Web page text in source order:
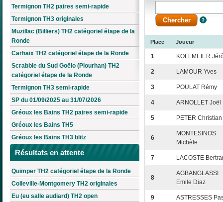
Termignon TH2 paires semi-rapide
Termignon TH3 originales
Muzillac (Billiers) TH2 catégoriel étape de la
Ronde
Carhaix TH2 catégoriel étape de la Ronde
Scrabble du Sud Goëlo (Plourhan) TH2
catégoriel étape de la Ronde
Termignon TH3 semi-rapide
SP du 01/09/2025 au 31/07/2026
Gréoux les Bains TH2 paires semi-rapide
Gréoux les Bains TH5
Gréoux les Bains TH3 blitz
Résultats en attente
Quimper TH2 catégoriel étape de la Ronde
Colleville-Montgomery TH2 originales
Eu (eu salle audiard) TH2 open
Place Joueur
1 KOLLMEIER
2 LAMOUR Yves
3 POULAT Rémy
4 ARNOLLET Joël
5 PETER Christian
6
MONTESINOS
Michèle
7 LACOSTE
8
AGBANGLASSI
Emile Diaz
9 ASTRESSES